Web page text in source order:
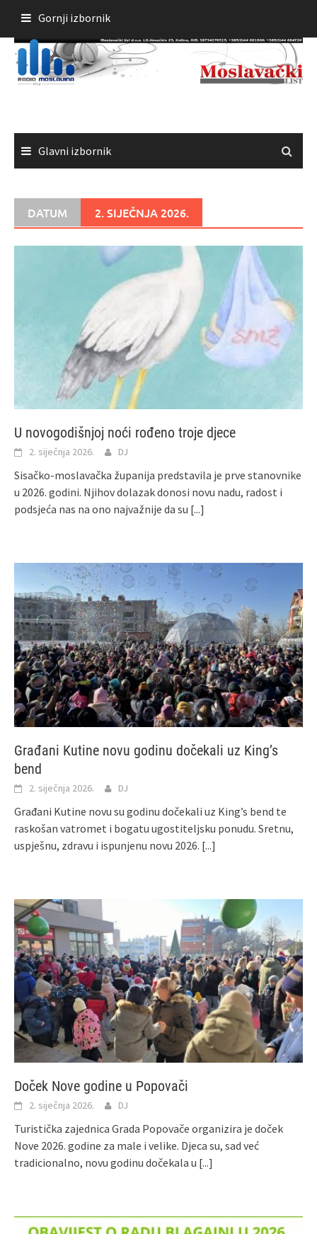
sadržaja
Gornji izbornik
Glavni izbornik
DATUM 2. SIJEČNJA 2026.
U novogodišnjoj noći rođeno troje djece
2. siječnja 2026. DJ
Sisačko-moslavačka županija predstavila je prve stanovnike
u 2026. godini. Njihov dolazak donosi novu nadu, radost i
podsjeća nas na ono najvažnije da su [...]
Građani Kutine novu godinu dočekali uz King’s
bend
2. siječnja 2026. DJ
Građani Kutine novu su godinu dočekali uz King’s bend te
raskošan vatromet i bogatu ugostiteljsku ponudu. Sretnu,
uspješnu, zdravu i ispunjenu novu 2026. [...]
Doček Nove godine u Popovači
2. siječnja 2026. DJ
Turistička zajednica Grada Popovače organizira je doček
Nove 2026. godine za male i velike. Djeca su, sad već
tradicionalno, novu godinu dočekala u [...]